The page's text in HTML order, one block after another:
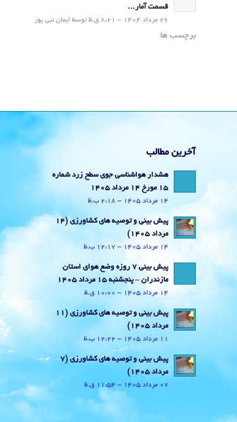
قسمت آمار...
26 مرداد 1404 - 8:21 ق.ظ توسط ایمان نبی پور
برچسب ها
آخرین مطالب
هشدار هواشناسی جوی سطح زرد شماره
15 مورخ 14 مرداد 1405
14 مرداد 1405 - 2:18 ب.ظ
پیش بینی و توصیه های کشاورزی (14
مرداد ۱۴۰۵)
14 مرداد 1405 - 12:17 ب.ظ
پیش بینی 7 روزه وضع هوای استان
مازندران – پنجشنبه 15 مرداد 1405
14 مرداد 1405 - 10:00 ق.ظ
پیش بینی و توصیه های کشاورزی (11
مرداد ۱۴۰۵)
11 مرداد 1405 - 12:22 ب.ظ
پیش بینی و توصیه های کشاورزی (7
مرداد ۱۴۰۵)
07 مرداد 1405 - 11:54 ق.ظ